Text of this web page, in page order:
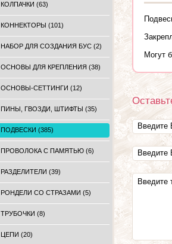
КОЛПАЧКИ (63)
КОННЕКТОРЫ (101)
НАБОР ДЛЯ СОЗДАНИЯ БУС (2)
ОСНОВЫ ДЛЯ КРЕПЛЕНИЯ (38)
ОСНОВЫ-СЕТТИНГИ (12)
ПИНЫ, ГВОЗДИ, ШТИФТЫ (35)
ПОДВЕСКИ (385)
ПРОВОЛОКА С ПАМЯТЬЮ (6)
РАЗДЕЛИТЕЛИ (39)
РОНДЕЛИ СО СТРАЗАМИ (5)
ТРУБОЧКИ (8)
ЦЕПИ (20)
Могут